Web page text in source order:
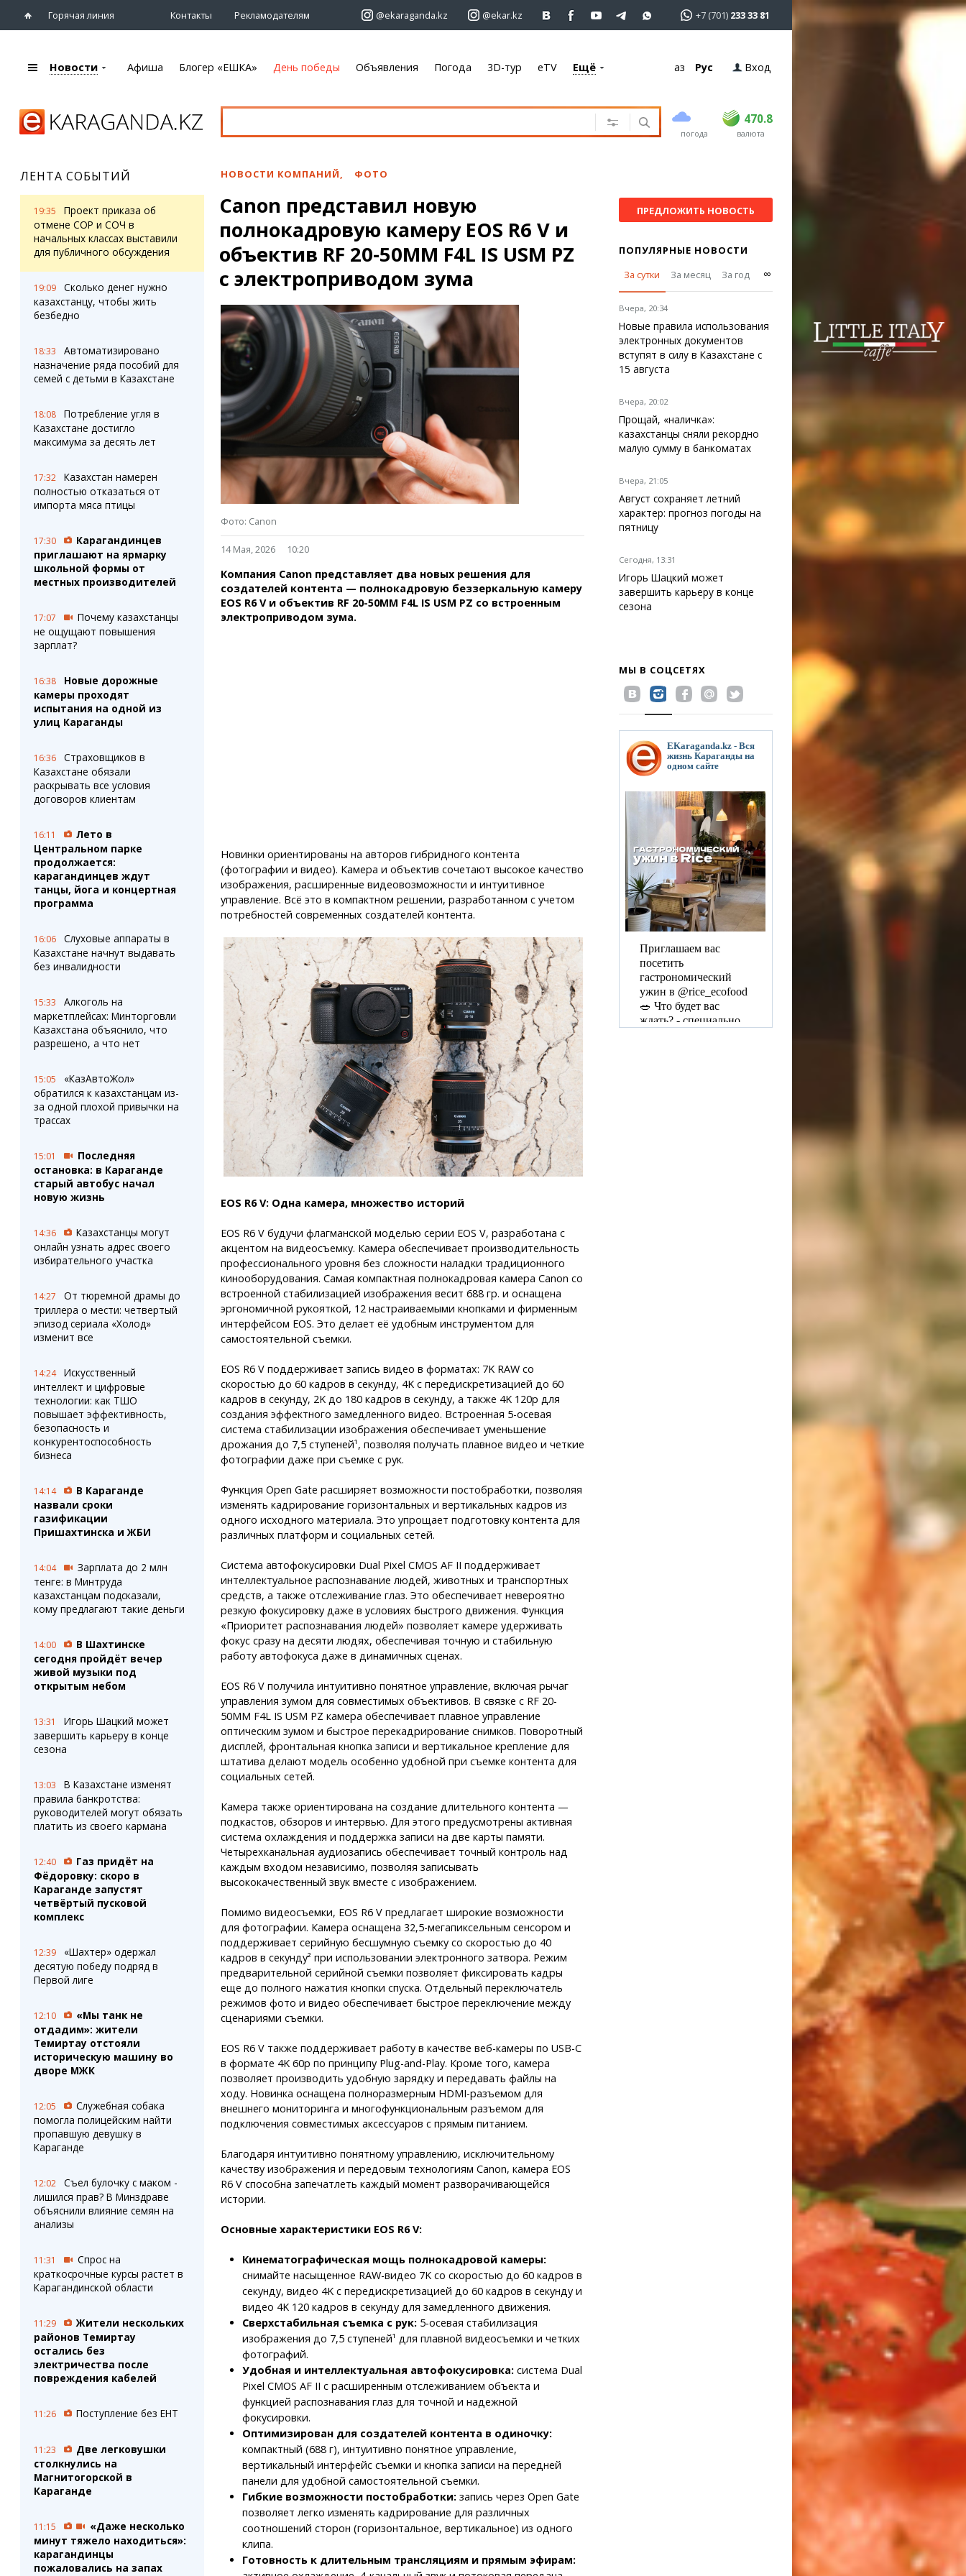
Горячая линия Контакты Рекламодателям @ekaraganda.kz @ekar.kz +7 (701) 233 33 81
Караганды
eTV
Рассылка новостей
Персоны
Интервью
Афиша
Театры
Спорт
Выставки
Цирк и зоопарк
Объявления
Автомобили
Услуги
Электроника
Мебель
Блогер «ЕШКА»
Лента блогера
Штрихи
Коллаж недели
Ешкин гороскоп
Карты
Web-камеры
Пробки
Карта Караганды
Организации
Мой участковый
Перекрытие дорог
Погода
Караганда
Темиртау
Балхаш
Жезказган
Медиа
Фото
3D-тур
Timelapse
Сервисы
Переводчик
Справочник
Расписание транспорта
Автобусные остановки
Экстренные службы
Каталог компаний
Новости Афиша Блогер «ЕШКА» День победы Объявления Погода 3D-тур eTV Ещё Қаз Рус Вход
погода
470.8
USD 468.5 470.8
EUR валюта
ЛЕНТА СОБЫТИЙ
19:35
Проект приказа об
отмене СОР и СОЧ в
начальных классах выставили
для публичного обсуждения
19:09
Сколько денег нужно
казахстанцу, чтобы жить
безбедно
18:33
Автоматизировано
назначение ряда пособий для
семей с детьми в Казахстане
18:08
Потребление угля в
Казахстане достигло
максимума за десять лет
17:32
Казахстан намерен
полностью отказаться от
импорта мяса птицы
17:30
Карагандинцев
приглашают на ярмарку
школьной формы от
местных производителей
17:07
Почему казахстанцы
не ощущают повышения
зарплат?
16:38
Новые дорожные
камеры проходят
испытания на одной из
улиц Караганды
16:36
Страховщиков в
Казахстане обязали
раскрывать все условия
договоров клиентам
16:11
Лето в
Центральном парке
продолжается:
карагандинцев ждут
танцы, йога и концертная
программа
16:06
Слуховые аппараты в
Казахстане начнут выдавать
без инвалидности
15:33
Алкоголь на
маркетплейсах: Минторговли
Казахстана объяснило, что
разрешено, а что нет
15:05
«КазАвтоЖол»
обратился к казахстанцам из-
за одной плохой привычки на
трассах
15:01
Последняя
остановка: в Караганде
старый автобус начал
новую жизнь
14:36
Казахстанцы могут
онлайн узнать адрес своего
избирательного участка
14:27
От тюремной драмы до
триллера о мести: четвертый
эпизод сериала «Холод»
изменит все
14:24
Искусственный
интеллект и цифровые
технологии: как ТШО
повышает эффективность,
безопасность и
конкурентоспособность
бизнеса
14:14
В Караганде
назвали сроки
газификации
Пришахтинска и ЖБИ
14:04
Зарплата до 2 млн
тенге: в Минтруда
казахстанцам подсказали,
кому предлагают такие деньги
14:00
В Шахтинске
сегодня пройдёт вечер
живой музыки под
открытым небом
13:31
Игорь Шацкий может
завершить карьеру в конце
сезона
13:03
В Казахстане изменят
правила банкротства:
руководителей могут обязать
платить из своего кармана
12:40
Газ придёт на
Фёдоровку: скоро в
Караганде запустят
четвёртый пусковой
комплекс
12:39
«Шахтер» одержал
десятую победу подряд в
Первой лиге
12:10
«Мы танк не
отдадим»: жители
Темиртау отстояли
историческую машину во
дворе МЖК
12:05
Служебная собака
помогла полицейским найти
пропавшую девушку в
Караганде
12:02
Съел булочку с маком -
лишился прав? В Минздраве
объяснили влияние семян на
анализы
11:31
Спрос на
краткосрочные курсы растет в
Карагандинской области
11:29
Жители нескольких
районов Темиртау
остались без
электричества после
повреждения кабелей
11:26 Поступление без ЕНТ
11:23
Две легковушки
столкнулись на
Магнитогорской в
Караганде
11:15
«Даже несколько
минут тяжело находиться»:
карагандинцы
пожаловались на запах
НОВОСТИ КОМПАНИЙ, ФОТО
Canon представил новую
полнокадровую камеру EOS R6 V и
объектив RF 20-50MM F4L IS USM PZ
с электроприводом зума
Фото: Canon
14 Мая, 2026 10:20
Компания Canon представляет два новых решения для
создателей контента — полнокадровую беззеркальную камеру
EOS R6 V и объектив RF 20-50MM F4L IS USM PZ со встроенным
электроприводом зума.
Новинки ориентированы на авторов гибридного контента
(фотографии и видео). Камера и объектив сочетают высокое качество
изображения, расширенные видеовозможности и интуитивное
управление. Всё это в компактном решении, разработанном с учетом
потребностей современных создателей контента.
EOS R6 V: Одна камера, множество историй
EOS R6 V будучи флагманской моделью серии EOS V, разработана с
акцентом на видеосъемку. Камера обеспечивает производительность
профессионального уровня без сложности наладки традиционного
кинооборудования. Самая компактная полнокадровая камера Canon со
встроенной стабилизацией изображения весит 688 гр. и оснащена
эргономичной рукояткой, 12 настраиваемыми кнопками и фирменным
интерфейсом EOS. Это делает её удобным инструментом для
самостоятельной съемки.
EOS R6 V поддерживает запись видео в форматах: 7K RAW со
скоростью до 60 кадров в секунду, 4K с передискретизацией до 60
кадров в секунду, 2K до 180 кадров в секунду, а также 4K 120p для
создания эффектного замедленного видео. Встроенная 5-осевая
система стабилизации изображения обеспечивает уменьшение
дрожания до 7,5 ступеней¹, позволяя получать плавное видео и четкие
фотографии даже при съемке с рук.
Функция Open Gate расширяет возможности постобработки, позволяя
изменять кадрирование горизонтальных и вертикальных кадров из
одного исходного материала. Это упрощает подготовку контента для
различных платформ и социальных сетей.
Система автофокусировки Dual Pixel CMOS AF II поддерживает
интеллектуальное распознавание людей, животных и транспортных
средств, а также отслеживание глаз. Это обеспечивает невероятно
резкую фокусировку даже в условиях быстрого движения. Функция
«Приоритет распознавания людей» позволяет камере удерживать
фокус сразу на десяти людях, обеспечивая точную и стабильную
работу автофокуса даже в динамичных сценах.
EOS R6 V получила интуитивно понятное управление, включая рычаг
управления зумом для совместимых объективов. В связке с RF 20-
50MM F4L IS USM PZ камера обеспечивает плавное управление
оптическим зумом и быстрое перекадрирование снимков. Поворотный
дисплей, фронтальная кнопка записи и вертикальное крепление для
штатива делают модель особенно удобной при съемке контента для
социальных сетей.
Камера также ориентирована на создание длительного контента —
подкастов, обзоров и интервью. Для этого предусмотрены активная
система охлаждения и поддержка записи на две карты памяти.
Четырехканальная аудиозапись обеспечивает точный контроль над
каждым входом независимо, позволяя записывать
высококачественный звук вместе с изображением.
Помимо видеосъемки, EOS R6 V предлагает широкие возможности
для фотографии. Камера оснащена 32,5-мегапиксельным сенсором и
поддерживает серийную бесшумную съемку со скоростью до 40
кадров в секунду² при использовании электронного затвора. Режим
предварительной серийной съемки позволяет фиксировать кадры
еще до полного нажатия кнопки спуска. Отдельный переключатель
режимов фото и видео обеспечивает быстрое переключение между
сценариями съемки.
EOS R6 V также поддерживает работу в качестве веб-камеры по USB-C
в формате 4K 60p по принципу Plug-and-Play. Кроме того, камера
позволяет производить удобную зарядку и передавать файлы на
ходу. Новинка оснащена полноразмерным HDMI-разъемом для
внешнего мониторинга и многофункциональным разъемом для
подключения совместимых аксессуаров с прямым питанием.
Благодаря интуитивно понятному управлению, исключительному
качеству изображения и передовым технологиям Canon, камера EOS
R6 V способна запечатлеть каждый момент разворачивающейся
истории.
Основные характеристики EOS R6 V:
Кинематографическая мощь полнокадровой камеры:
снимайте насыщенное RAW-видео 7K со скоростью до 60 кадров в
секунду, видео 4K с передискретизацией до 60 кадров в секунду и
видео 4K 120 кадров в секунду для замедленного движения.
Сверхстабильная съемка с рук: 5-осевая стабилизация
изображения до 7,5 ступеней¹ для плавной видеосъемки и четких
фотографий.
Удобная и интеллектуальная автофокусировка: система Dual
Pixel CMOS AF II с расширенным отслеживанием объекта и
функцией распознавания глаз для точной и надежной
фокусировки.
Оптимизирован для создателей контента в одиночку:
компактный (688 г), интуитивно понятное управление,
вертикальный интерфейс съемки и кнопка записи на передней
панели для удобной самостоятельной съемки.
Гибкие возможности постобработки: запись через Open Gate
позволяет легко изменять кадрирование для различных
соотношений сторон (горизонтальное, вертикальное) из одного
клипа.
Готовность к длительным трансляциям и прямым эфирам:
ПРЕДЛОЖИТЬ НОВОСТЬ
ПОПУЛЯРНЫЕ НОВОСТИ
За сутки
За месяц За год ∞
Вчера, 20:34
Новые правила использования
электронных документов
вступят в силу в Казахстане с
15 августа
Вчера, 20:02
Прощай, «наличка»:
казахстанцы сняли рекордно
малую сумму в банкоматах
Вчера, 21:05
Август сохраняет летний
характер: прогноз погоды на
пятницу
Сегодня, 13:31
Игорь Шацкий может
завершить карьеру в конце
сезона
МЫ В СОЦСЕТЯХ
EKaraganda.kz - Вся
жизнь Караганды на
одном сайте